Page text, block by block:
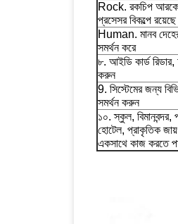
Rock. রকচিপ
প্রসেসর বিকল্পে রয়েছে
Human. মানব
সমর্থন করে
৮. আইডি কার্ড
করুন
9. সিস্টেমের জন্য
সমর্থন করুন
১০. স্কুল, বিমানবন্দর,
হোটেল, প্রাকৃতিক
একসাথে কাজ করতে